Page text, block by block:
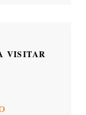
VISITAR